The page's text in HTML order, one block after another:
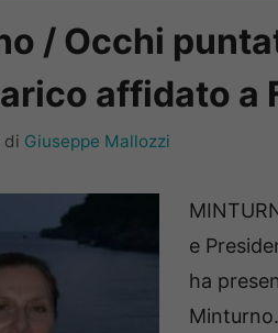
/ Occhi
affidato a
di Giuseppe Mallozzi
e
ha
Minturno.